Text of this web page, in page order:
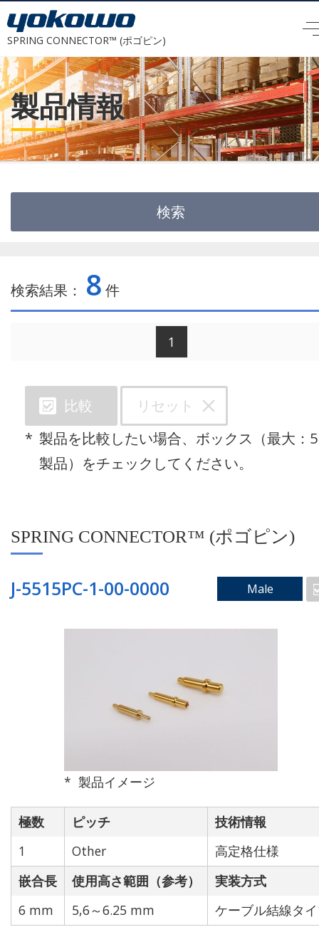
SPRING CONNECTOR™ (ポゴピン)
製品情報
検索
キーワードで検索
SPRING CONNECTOR™ (ポゴピン)
スルーホールコネクタ
ライトアングルコネクタ
受け側コネクタ
2.54 mm
3.0 mm
4.0 mm
Other
検索結果： 8 件
1
比較
リセット
製品を比較したい場合、ボックス（最大：5
製品）をチェックしてください。
SPRING CONNECTOR™ (ポゴピン)
J-5515PC-1-00-0000 Male
製品イメージ
極数 ピッチ
技術情報
1
Other
高定格仕様
嵌合長
使用高さ範囲（参考）
実装方式
6 mm
5,6～6.25 mm ケーブル結線タ